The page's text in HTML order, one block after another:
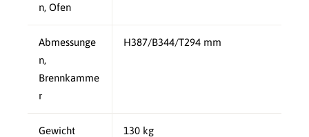
n, Ofen
Abmessunge
n,
Brennkamme
r
H387/B344/T294 mm
Gewicht 130 kg